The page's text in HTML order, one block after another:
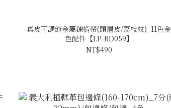
真皮可調節金屬鍊揹帶(頭層皮/荔枝紋)_11色金
色配件【LP-BD059】
NT$490